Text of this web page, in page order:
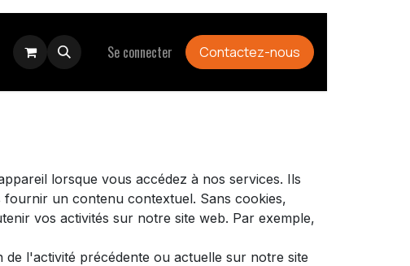
Boutique Se connecter Contactez-nous
lorsque vous accédez à nos services. Ils
un contenu contextuel. Sans cookies,
vos activités sur notre site web. Par exemple,
l'activité précédente ou actuelle sur notre site